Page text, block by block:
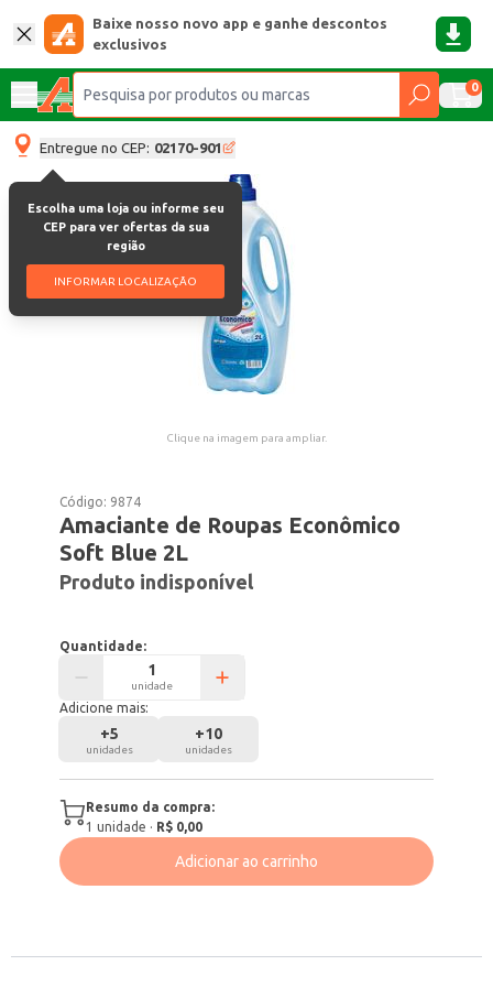
Baixe nosso novo app e ganhe descontos
exclusivos
0
Entregue no CEP: 02170-901
Escolha uma loja ou informe seu
CEP para ver ofertas da sua
região
INFORMAR LOCALIZAÇÃO
Clique na imagem para ampliar.
Código: 9874
Amaciante de Roupas Econômico
Soft Blue 2L
Produto indisponível
Quantidade:
unidade
Adicione mais:
+5
unidades
+10
unidades
Resumo da compra:
1 unidade · R$ 0,00
Adicionar ao carrinho